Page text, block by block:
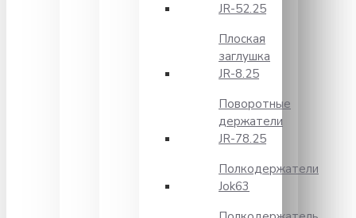
JR-52.25
Плоская
заглушка
JR-8.25
Поворотные
держатели
JR-78.25
Полкодержатели
Jok63